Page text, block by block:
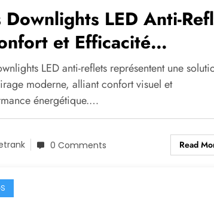
Downlights LED Anti-
et Efficacité
LED anti-reflets représentent une
moderne, alliant confort visuel et
énergétique.…
0 Comments Read